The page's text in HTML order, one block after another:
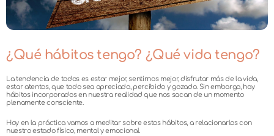
¿Qué hábitos tengo? ¿Qué vida tengo?
La tendencia de todos es estar mejor, sentirnos mejor, disfrutar más de la vida,
estar atentos, que todo sea apreciado, percibido y gozado. Sin embargo, hay
hábitos incorporados en nuestra realidad que nos sacan de un momento
plenamente consciente.
Hoy en la práctica vamos a meditar sobre estos hábitos, a relacionarlos con
nuestro estado físico, mental y emocional.